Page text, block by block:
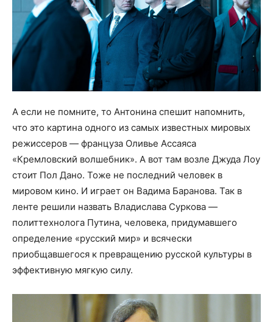
А если не помните, то Антонина спешит напомнить,
что это картина одного из самых известных мировых
режиссеров — француза Оливье Ассаяса
«Кремловский волшебник». А вот там возле Джуда Лоу
стоит Пол Дано. Тоже не последний человек в
мировом кино. И играет он Вадима Баранова. Так в
ленте решили назвать Владислава Суркова —
политтехнолога Путина, человека, придумавшего
определение «русский мир» и всячески
приобщавшегося к превращению русской культуры в
эффективную мягкую силу.